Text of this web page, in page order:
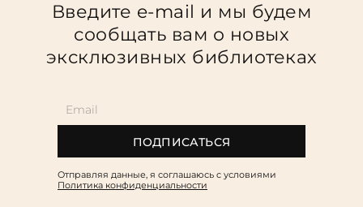
Введите e-mail и мы будем
сообщать вам о новых
эксклюзивных библиотеках
ПОДПИСАТЬСЯ
Отправляя данные, я соглашаюсь c условиями
Политика конфиденциальности